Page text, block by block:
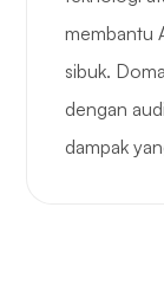
membantu
sibuk.
dengan
dampak